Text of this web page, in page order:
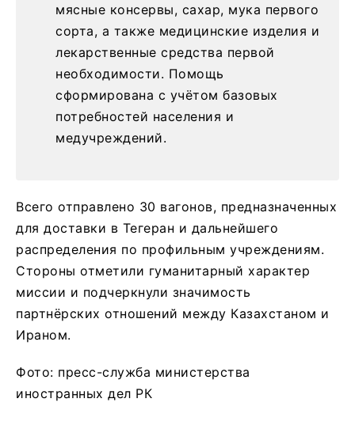
мясные консервы, сахар, мука первого
сорта, а также медицинские изделия и
лекарственные средства первой
необходимости. Помощь
сформирована с учётом базовых
потребностей населения и
медучреждений.
Всего отправлено 30 вагонов, предназначенных
для доставки в Тегеран и дальнейшего
распределения по профильным учреждениям.
Стороны отметили гуманитарный характер
миссии и подчеркнули значимость
партнёрских отношений между Казахстаном и
Ираном.
Фото: пресс-служба министерства
иностранных дел РК